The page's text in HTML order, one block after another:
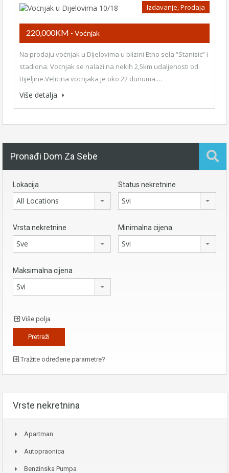
Izdavanje, Prodaja
220,000KM - Voćnjak
Na prodaju voćnjak u Dijelovima u blizini Etno sela “Stanisic” i
stadiona. Vocnjak se nalazi na nekih 2,5km udaljenosti od
Bijeljine.Velicina vocnjaka je oko 22 dunuma.…
Više detalja
Pronađi Dom Za Sebe
Lokacija
All Locations
Status nekretnine
Svi
Vrsta nekretnine
Sve
Minimalna cijena
Svi
Maksimalna cijena
Svi
Više polja
Tražite određene parametre?
Vrste nekretnina
Apartman
Autopraonica
Benzinska Pumpa